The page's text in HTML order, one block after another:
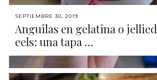
SEPTIEMBRE 30, 2019
Anguilas en gelatina o jellied
eels: una tapa …